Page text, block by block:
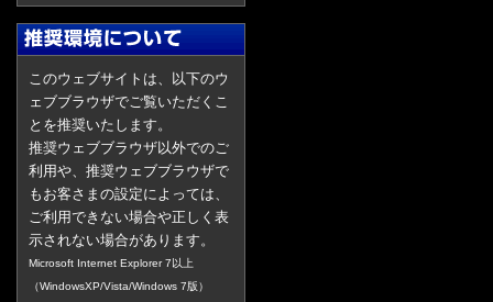
このウェブサイトは、以下のウ
ェブブラウザでご覧いただくこ
とを推奨いたします。
推奨ウェブブラウザ以外でのご
利用や、推奨ウェブブラウザで
もお客さまの設定によっては、
ご利用できない場合や正しく表
示されない場合があります。
Microsoft Internet Explorer 7以上
（WindowsXP/Vista/Windows 7版）